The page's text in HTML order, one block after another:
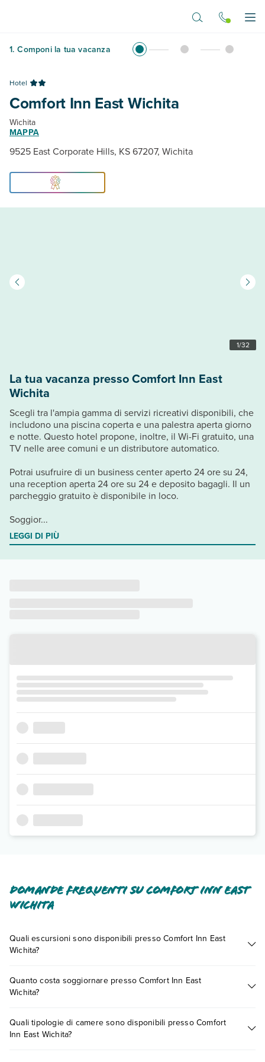
1. Componi la tua vacanza
Hotel
Comfort Inn East Wichita
Wichita
MAPPA
9525 East Corporate Hills, KS 67207, Wichita
1/32
La tua vacanza presso Comfort Inn East
Wichita
Scegli tra l'ampia gamma di servizi ricreativi disponibili, che
includono una piscina coperta e una palestra aperta giorno
e notte. Questo hotel propone, inoltre, il Wi-Fi gratuito, una
TV nelle aree comuni e un distributore automatico.
Potrai usufruire di un business center aperto 24 ore su 24,
una reception aperta 24 ore su 24 e deposito bagagli. Il un
parcheggio gratuito è disponibile in loco.
Soggior...
LEGGI DI PIÙ
Domande frequenti su Comfort Inn East
Wichita
Quali escursioni sono disponibili presso Comfort Inn East
Wichita?
presso Comfort Inn East Wichita. Scoprile tutte nella
dedicata
Quanto costa soggiornare presso Comfort Inn East
Wichita?
vari fattori (per es. date, condizioni dell'hotel, ecc). Per
consultare i prezzi, compila il motore di ricerca e scegli
Quali tipologie di camere sono disponibili presso Comfort
Inn East Wichita?